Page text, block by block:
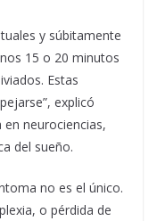
y súbitamente
15 o 20 minutos
Estas
explicó
neurociencias,
del sueño.
no es el único.
o pérdida de